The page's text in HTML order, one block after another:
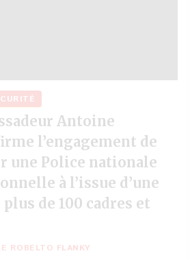
Antoine
l’engagement de
une Police nationale
à l’issue d’une
de 100 cadres et
ROBELTO FLANKY